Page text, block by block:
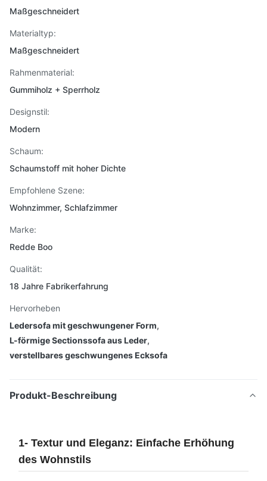
Maßgeschneidert
Materialtyp:
Maßgeschneidert
Rahmenmaterial:
Gummiholz ​​+ Sperrholz
Designstil:
Modern
Schaum:
Schaumstoff mit hoher Dichte
Empfohlene Szene:
Wohnzimmer, Schlafzimmer
Marke:
Redde Boo
Qualität:
18 Jahre Fabrikerfahrung
Hervorheben
Ledersofa mit geschwungener Form,
L-förmige Sectionssofa aus Leder,
verstellbares geschwungenes Ecksofa
Produkt-Beschreibung
1- Textur und Eleganz: Einfache Erhöhung
des Wohnstils